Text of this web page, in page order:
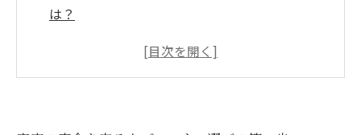
は？
感電を未然に防ぐ！漏電ブレーカーの効果